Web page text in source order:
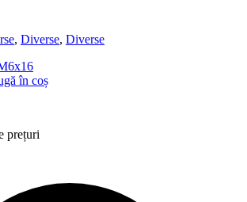
, Diverse, Diverse
în coș
prețuri